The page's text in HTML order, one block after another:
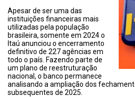
Apesar de ser uma das
instituições financeiras mais
utilizadas pela população
brasileira, somente em 2024 o
Itaú anunciou o encerramento
definitivo de 227 agências em
todo o país. Fazendo parte de
um plano de reestruturação
nacional, o banco permanece
analisando a ampliação dos
subsequentes de 2025.